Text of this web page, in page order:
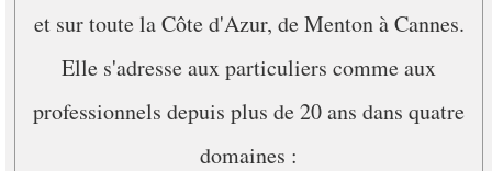
et sur toute la Côte d'Azur, de Menton à Cannes.
Elle s'adresse aux particuliers comme aux
professionnels depuis plus de 20 ans dans quatre
domaines :